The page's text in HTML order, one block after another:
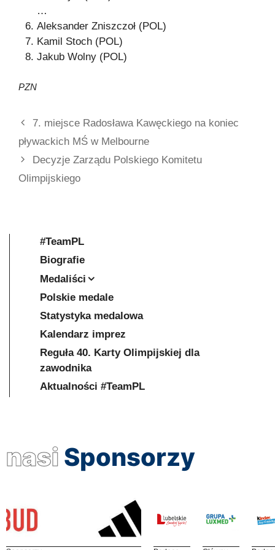
…
Aleksander Zniszczoł (POL)
Kamil Stoch (POL)
Jakub Wolny (POL)
PZN
7. miejsce Radosława Kawęckiego na koniec
pływackich MŚ w Melbourne
Decyzje Zarządu Polskiego Komitetu
Olimpijskiego
#TeamPL
Biografie
Medaliści
Polskie medale
Statystyka medalowa
Kalendarz imprez
Reguła 40. Karty Olimpijskiej dla
zawodnika
Aktualności #TeamPL
nasi Sponsorzy